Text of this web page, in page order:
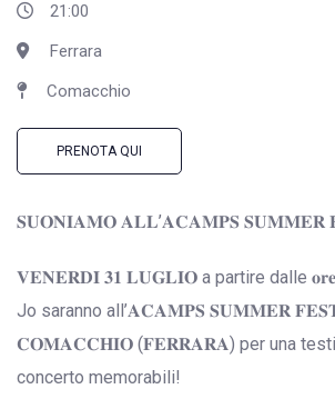
21:00
Ferrara
Comacchio
PRENOTA QUI
𝐒𝐔𝐎𝐍𝐈𝐀𝐌𝐎 𝐀𝐋𝐋’𝐀𝐂𝐀𝐌𝐏𝐒 𝐒𝐔𝐌𝐌𝐄𝐑
𝐕𝐄𝐍𝐄𝐑𝐃𝐈̀ 𝟑𝟏 𝐋𝐔𝐆𝐋𝐈𝐎 a partire dalle 𝐨𝐫𝐞
Jo saranno all’𝐀𝐂𝐀𝐌𝐏𝐒 𝐒𝐔𝐌𝐌𝐄𝐑
𝐂𝐎𝐌𝐀𝐂𝐂𝐇𝐈𝐎 (𝐅𝐄𝐑𝐑𝐀𝐑𝐀) per una
concerto memorabili!